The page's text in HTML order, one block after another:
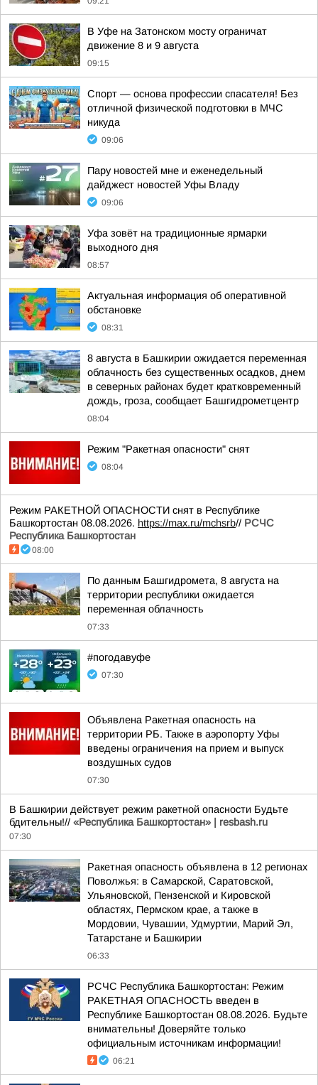
В Уфе на Затонском мосту ограничат
движение 8 и 9 августа
09:15
Спорт — основа профессии спасателя! Без
отличной физической подготовки в МЧС
никуда
09:06
Пару новостей мне и еженедельный
дайджест новостей Уфы Владу
09:06
Уфа зовёт на традиционные ярмарки
выходного дня
08:57
Актуальная информация об оперативной
обстановке
08:31
8 августа в Башкирии ожидается переменная
облачность без существенных осадков, днем
в северных районах будет кратковременный
дождь, гроза, сообщает Башгидрометцентр
08:04
Режим "Ракетная опасности" снят
08:04
Режим РАКЕТНОЙ ОПАСНОСТИ снят в Республике
Башкортостан 08.08.2026. https://max.ru/mchsrb// РСЧС
Республика Башкортостан
08:00
По данным Башгидромета, 8 августа на
территории республики ожидается
переменная облачность
07:33
#погодавуфе
07:30
Объявлена Ракетная опасность на
территории РБ. Также в аэропорту Уфы
введены ограничения на прием и выпуск
воздушных судов
07:30
В Башкирии действует режим ракетной опасности Будьте
бдительны!// «Республика Башкортостан» | resbash.ru
07:30
Ракетная опасность объявлена в 12 регионах
Поволжья: в Самарской, Саратовской,
Ульяновской, Пензенской и Кировской
областях, Пермском крае, а также в
Мордовии, Чувашии, Удмуртии, Марий Эл,
Татарстане и Башкирии
06:33
РСЧС Республика Башкортостан: Режим
РАКЕТНАЯ ОПАСНОСТЬ введен в
Республике Башкортостан 08.08.2026. Будьте
внимательны! Доверяйте только
официальным источникам информации!
06:21